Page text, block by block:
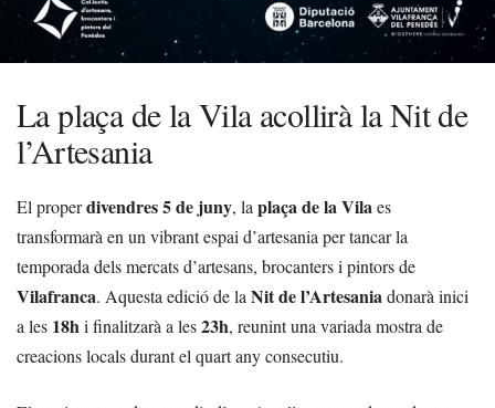
La plaça de la Vila acollirà la Nit de
l’Artesania
El properdivendres 5 de juny, la plaça de la Vilaes
transformarà en un vibrant espai d’artesania per tancar la
temporada dels mercats d’artesans, brocanters i pintors de
Vilafranca. Aquesta edició de la Nit de l’Artesaniadonarà inici
a les 18hi finalitzarà a les23h, reunint una variada mostra de
creacions locals durant el quart any consecutiu.